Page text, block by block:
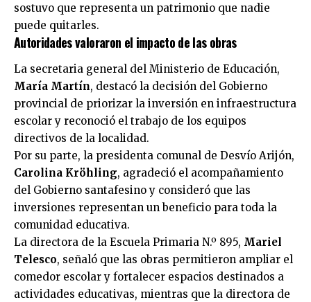
sostuvo que representa un patrimonio que nadie
puede quitarles.
Autoridades valoraron el impacto de las obras
La secretaria general del Ministerio de Educación,
María Martín, destacó la decisión del Gobierno
provincial de priorizar la inversión en infraestructura
escolar y reconoció el trabajo de los equipos
directivos de la localidad.
Por su parte, la presidenta comunal de Desvío Arijón,
Carolina Kröhling, agradeció el acompañamiento
del Gobierno santafesino y consideró que las
inversiones representan un beneficio para toda la
comunidad educativa.
La directora de la Escuela Primaria N.º 895, Mariel
Telesco, señaló que las obras permitieron ampliar el
comedor escolar y fortalecer espacios destinados a
actividades educativas, mientras que la directora de